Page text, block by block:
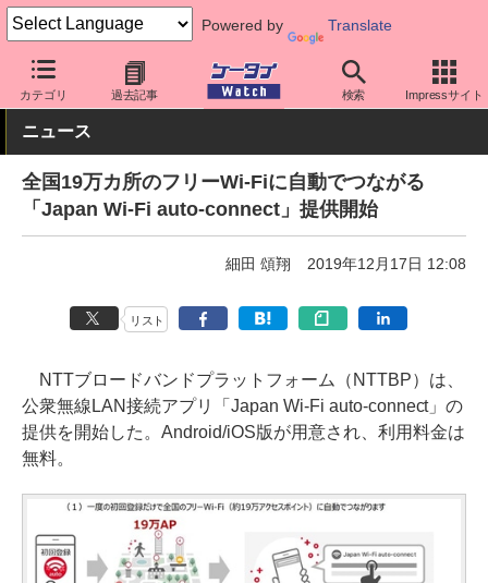
Powered by Translate
カテゴリ 過去記事 検索 Impressサイト
ケータイ Watch アプリ・サービス Wi-Fi
ニュース
全国19万カ所のフリーWi-Fiに自動でつながる
「Japan Wi-Fi auto-connect」提供開始
細田 頌翔 2019年12月17日 12:08
リスト
NTTブロードバンドプラットフォーム（NTTBP）は、
公衆無線LAN接続アプリ「Japan Wi-Fi auto-connect」の
提供を開始した。Android/iOS版が用意され、利用料金は
無料。